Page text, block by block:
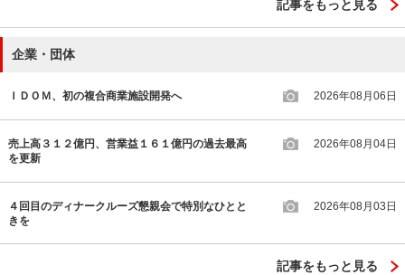
記事をもっと見る
企業・団体
ＩＤＯＭ、初の複合商業施設開発へ 2026年08月06日
売上高３１２億円、営業益１６１億円の過去最高
を更新
2026年08月04日
４回目のディナークルーズ懇親会で特別なひとと
きを
2026年08月03日
記事をもっと見る